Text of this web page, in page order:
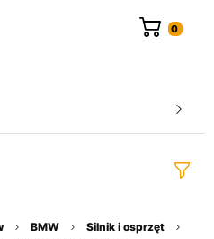
BMW
Silnik i osprzęt